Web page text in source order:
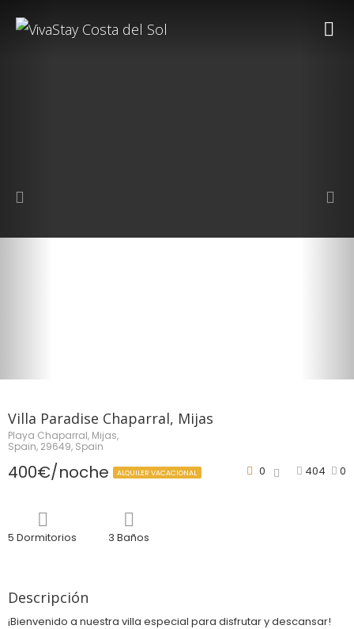
Villa Paradise Chaparral, Mijas
Playa Chaparral, Mijas,
Spain, 29649, Spain
400€/noche ALQUILER VACACIONAL 404 0
0
5 Dormitorios 3 Baños
Descripción
¡Bienvenido a nuestra villa especial para disfrutar y descansar!